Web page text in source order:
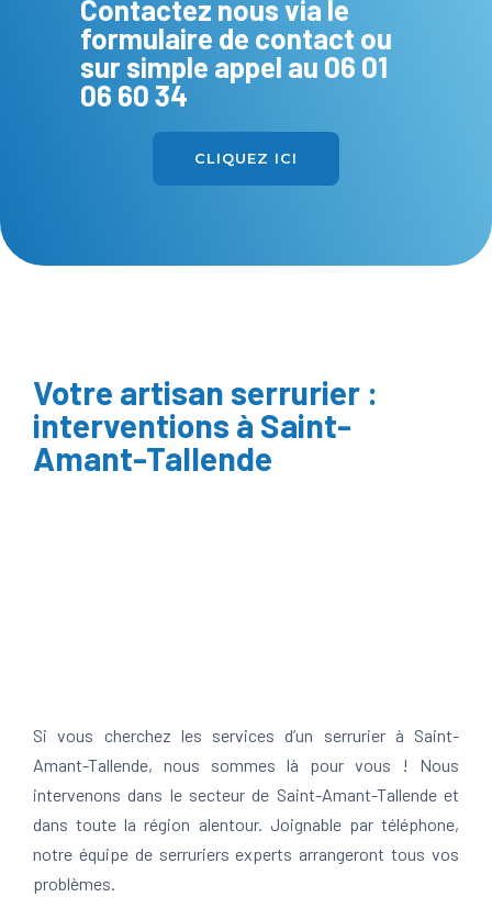
Contactez nous via le
formulaire de contact ou
sur simple appel au 06 01
06 60 34
CLIQUEZ ICI
Votre artisan serrurier :
interventions à Saint-
Amant-Tallende
Si vous cherchez les services d’un serrurier à Saint-
Amant-Tallende, nous sommes là pour vous ! Nous
intervenons dans le secteur de Saint-Amant-Tallende et
dans toute la région alentour. Joignable par téléphone,
notre équipe de serruriers experts arrangeront tous vos
problèmes.